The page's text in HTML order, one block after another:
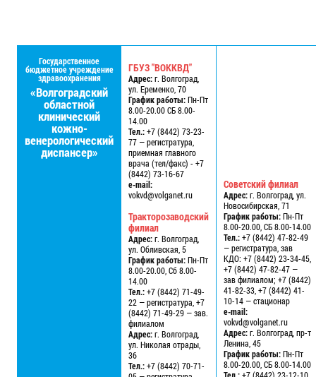
Государственное
бюджетное учреждение
здравоохранения
«Волгоградский
областной
клинический
кожно-
венерологический
диспансер»
ГБУЗ "ВОККВД"
Адрес:г. Волгоград,
ул. Еременко, 70
График работы:Пн-Пт
8.00-20.00 СБ 8.00-
14.00
Тел.:+7 (8442) 73-23-
77 — регистратура,
приемная главного
врача (тел/факс) - +7
(8442) 73-16-67
e-mail:
vokvd@volganet.ru
Тракторозаводский
филиал
Адрес:г. Волгоград,
ул. Обливская, 5
График работы:Пн-Пт
8.00-20.00, Сб 8.00-
14.00
Тел.:+7 (8442) 71-49-
22 — регистратура, +7
(8442) 71-49-29 — зав.
филиалом
Адрес:г. Волгоград,
ул. Николая отрады,
36
Тел.:+7 (8442) 70-71-
Советский филиал
Адрес:г. Волгоград, ул.
Новосибирская, 71
График работы:Пн-Пт
8.00-20.00, СБ 8.00-14.00
Тел.:+7 (8442) 47-82-49
— регистратура, зав
КДО: +7 (8442) 23-34-45,
+7 (8442) 47-82-47 —
зав филиалом; +7 (8442)
41-82-33, +7 (8442) 41-
10-14 — стационар
e-mail:
vokvd@volganet.ru
Адрес:г. Волгоград, пр-т
Ленина, 45
График работы:Пн-Пт
8.00-20.00, СБ 8.00-14.00